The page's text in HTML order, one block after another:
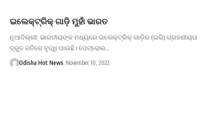
ଇଲେକ୍ଟ୍ରିକ୍ ଗାଡ଼ି ମୁହାଁ ଭାରତ
ନୂଆଦିଲ୍ଲୀ: ଭାରତୀୟଙ୍କ ମଧ୍ୟରେ ଇଲେକ୍ଟ୍ରିକ୍ ଗାଡ଼ିର (ଇଭି) ଗ୍ରହଣୀୟତା
ଦ୍ରୁତ ଗତିରେ ବୃଦ୍ଧି ପାଉଛି। ପେଟ୍ରୋଲ…
Odisha Hot News November 10, 2022